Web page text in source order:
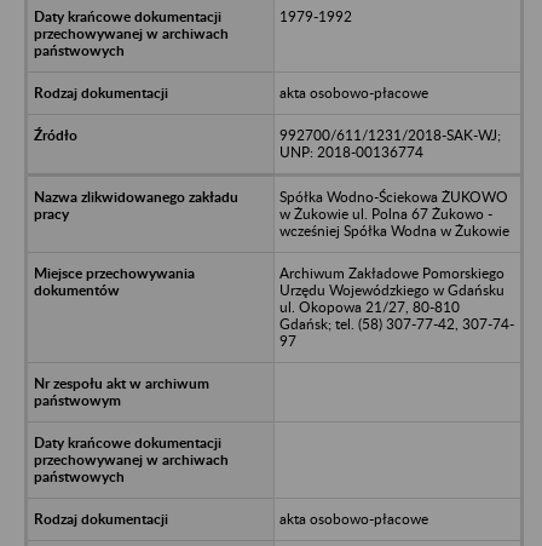
1979-1992
akta osobowo-płacowe
992700/611/1231/2018-SAK-WJ;
UNP: 2018-00136774
Spółka Wodno-Ściekowa ŻUKOWO
w Żukowie ul. Polna 67 Żukowo -
wcześniej Spółka Wodna w Żukowie
Archiwum Zakładowe Pomorskiego
Urzędu Wojewódzkiego w Gdańsku
ul. Okopowa 21/27, 80-810
Gdańsk; tel. (58) 307-77-42, 307-74-
97
akta osobowo-płacowe